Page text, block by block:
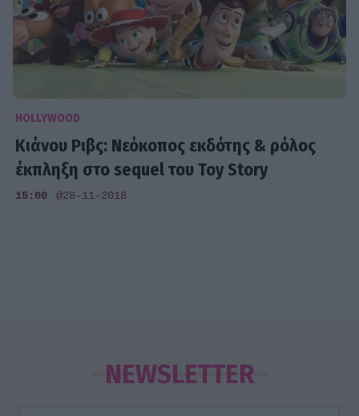
HOLLYWOOD
Κιάνου Ριβς: Nεόκοπος εκδότης & ρόλος
έκπληξη στο sequel του Toy Story
15:00 @28-11-2018
NEWSLETTER